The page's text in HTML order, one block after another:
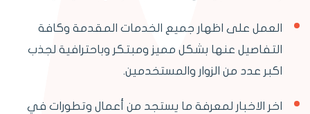
العمل على اظهار جميع الخدمات المقدمة وكافة
التفاصيل عنها بشكل مميز ومبتكر وباحترافية لجذب
اكبر عدد من الزوار والمستخدمين.
اخر الاخبار لمعرفة ما يستجد من أعمال وتطورات في